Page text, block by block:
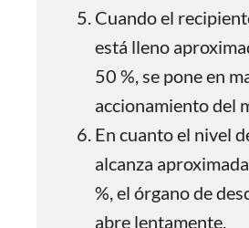
Cuando el
está lleno
50 %, se pone en
accionamiento del
En cuanto el nivel
alcanza
%, el órgano de
abre lentamente.